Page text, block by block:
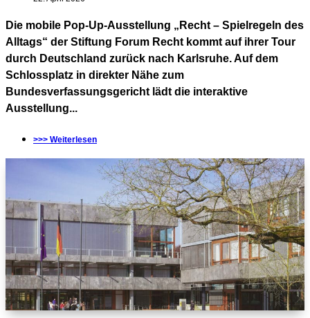
Die mobile Pop-Up-Ausstellung „Recht – Spielregeln des
Alltags“ der Stiftung Forum Recht kommt auf ihrer Tour
durch Deutschland zurück nach Karlsruhe. Auf dem
Schlossplatz in direkter Nähe zum
Bundesverfassungsgericht lädt die interaktive
Ausstellung...
>>> Weiterlesen